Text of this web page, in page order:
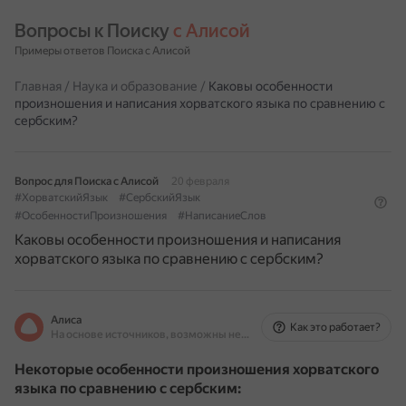
Вопросы к Поиску с Алисой
Примеры ответов Поиска с Алисой
Главная / Наука и образование / Каковы особенности
произношения и написания хорватского языка по сравнению с
сербским?
Вопрос для Поиска с Алисой
20 февраля
#ХорватскийЯзык
#СербскийЯзык
#ОсобенностиПроизношения
#НаписаниеСлов
Каковы особенности произношения и написания
хорватского языка по сравнению с сербским?
Алиса
На основе источников, возможны неточности
Как это работает?
Некоторые особенности произношения хорватского
языка по сравнению с сербским: